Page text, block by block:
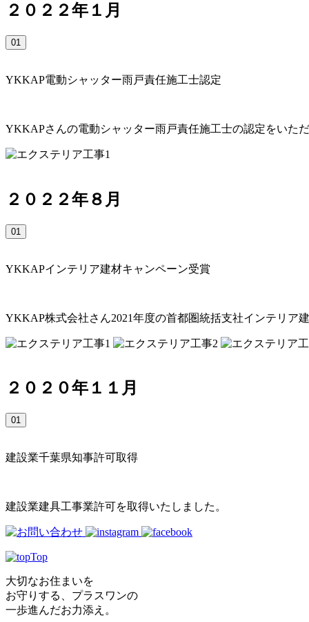
２０２２年１月
01
YKKAP電動シャッター雨戸責任施工士認定
YKKAPさんの電動シャッター雨戸責任施工士の認定をいただ
２０２２年８月
01
YKKAPインテリア建材キャンペーン受賞
YKKAP株式会社さん2021年度の首都圏統括支社インテリア
２０２０年１１月
01
建設業千葉県知事許可取得
建設業建具工事業許可を取得いたしました。
Top
大切なお住まいを
お守りする、プラスワンの
一歩進んだお力添え。